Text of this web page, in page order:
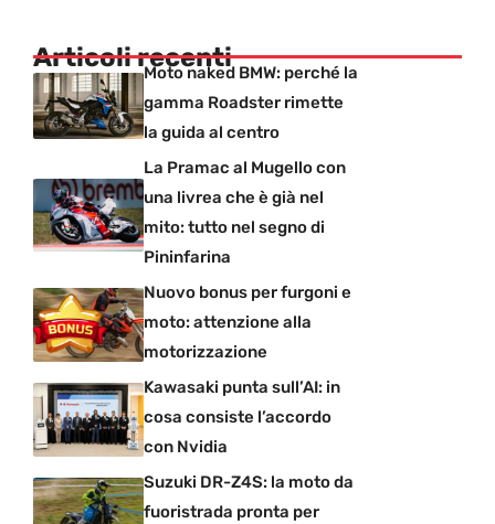
Articoli recentiMoto naked BMW: perché la
gamma Roadster rimette
la guida al centro
La Pramac al Mugello con
una livrea che è già nel
mito: tutto nel segno di
Pininfarina
Nuovo bonus per furgoni e
moto: attenzione alla
motorizzazione
Kawasaki punta sull’AI: in
cosa consiste l’accordo
con Nvidia
Suzuki DR-Z4S: la moto da
fuoristrada pronta per